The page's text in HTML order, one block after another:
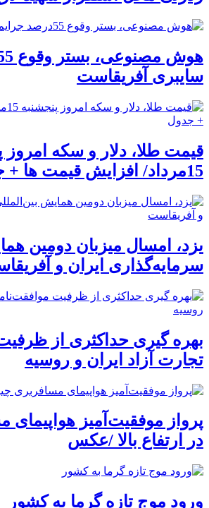
سایبری آفریقاست
قیمت طلا، دلار و سکه امروز
15مرداد/ افزایش قیمت ها + جدول
یزد، امسال میزبان دومین
سرمایه‌گذاری ایران و
بهره گیری حداکثری از
تجارت آزاد ایران و روسیه
پرواز موفقیت‌آمیز
در ارتفاع بالا /عکس
ورود موج تازه گرما به کشور